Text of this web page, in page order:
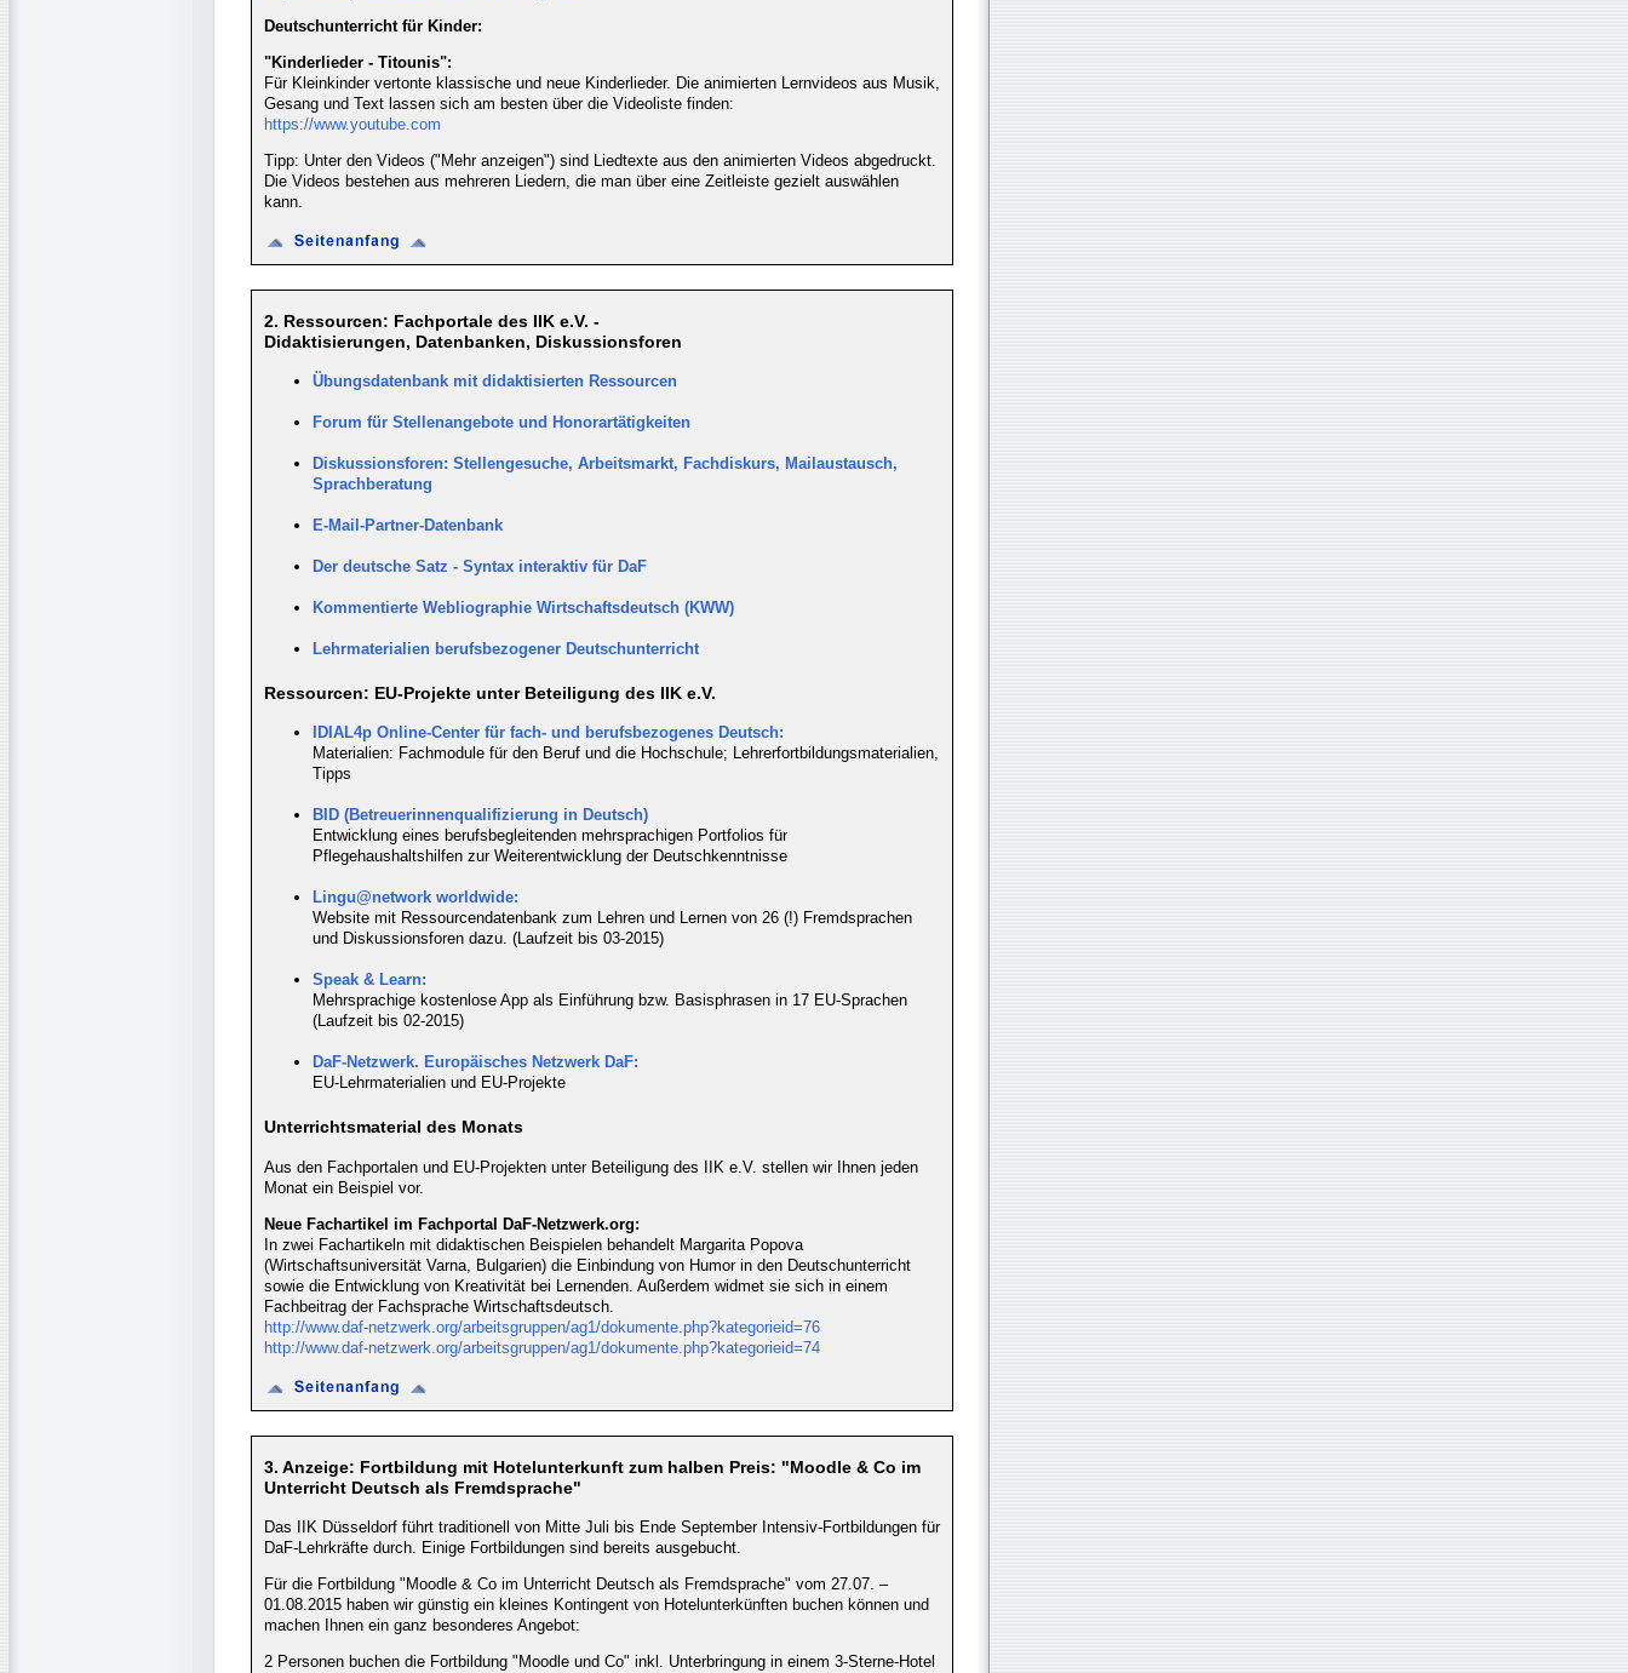
Deutschunterricht für Kinder:
"Kinderlieder - Titounis":
Für Kleinkinder vertonte klassische und neue Kinderlieder. Die animierten Lernvideos aus Musik,
Gesang und Text lassen sich am besten über die Videoliste finden:
https://www.youtube.com
Tipp: Unter den Videos ("Mehr anzeigen") sind Liedtexte aus den animierten Videos abgedruckt.
Die Videos bestehen aus mehreren Liedern, die man über eine Zeitleiste gezielt auswählen
kann.
2. Ressourcen: Fachportale des IIK e.V. -
Didaktisierungen, Datenbanken, Diskussionsforen
Übungsdatenbank mit didaktisierten Ressourcen
Forum für Stellenangebote und Honorartätigkeiten
Diskussionsforen: Stellengesuche, Arbeitsmarkt, Fachdiskurs, Mailaustausch,
Sprachberatung
E-Mail-Partner-Datenbank
Der deutsche Satz - Syntax interaktiv für DaF
Kommentierte Webliographie Wirtschaftsdeutsch (KWW)
Lehrmaterialien berufsbezogener Deutschunterricht
Ressourcen: EU-Projekte unter Beteiligung des IIK e.V.
IDIAL4p Online-Center für fach- und berufsbezogenes Deutsch:
Materialien: Fachmodule für den Beruf und die Hochschule; Lehrerfortbildungsmaterialien,
Tipps
BID (Betreuerinnenqualifizierung in Deutsch)
Entwicklung eines berufsbegleitenden mehrsprachigen Portfolios für
Pflegehaushaltshilfen zur Weiterentwicklung der Deutschkenntnisse
Lingu@network worldwide:
Website mit Ressourcendatenbank zum Lehren und Lernen von 26 (!) Fremdsprachen
und Diskussionsforen dazu. (Laufzeit bis 03-2015)
Speak & Learn:
Mehrsprachige kostenlose App als Einführung bzw. Basisphrasen in 17 EU-Sprachen
(Laufzeit bis 02-2015)
DaF-Netzwerk. Europäisches Netzwerk DaF:
EU-Lehrmaterialien und EU-Projekte
Unterrichtsmaterial des Monats
Aus den Fachportalen und EU-Projekten unter Beteiligung des IIK e.V. stellen wir Ihnen jeden
Monat ein Beispiel vor.
Neue Fachartikel im Fachportal DaF-Netzwerk.org:
In zwei Fachartikeln mit didaktischen Beispielen behandelt Margarita Popova
(Wirtschaftsuniversität Varna, Bulgarien) die Einbindung von Humor in den Deutschunterricht
sowie die Entwicklung von Kreativität bei Lernenden. Außerdem widmet sie sich in einem
Fachbeitrag der Fachsprache Wirtschaftsdeutsch.
http://www.daf-netzwerk.org/arbeitsgruppen/ag1/dokumente.php?kategorieid=76
http://www.daf-netzwerk.org/arbeitsgruppen/ag1/dokumente.php?kategorieid=74
3. Anzeige: Fortbildung mit Hotelunterkunft zum halben Preis: "Moodle & Co im
Unterricht Deutsch als Fremdsprache"
Das IIK Düsseldorf führt traditionell von Mitte Juli bis Ende September Intensiv-Fortbildungen für
DaF-Lehrkräfte durch. Einige Fortbildungen sind bereits ausgebucht.
Für die Fortbildung "Moodle & Co im Unterricht Deutsch als Fremdsprache" vom 27.07. –
01.08.2015 haben wir günstig ein kleines Kontingent von Hotelunterkünften buchen können und
machen Ihnen ein ganz besonderes Angebot:
2 Personen buchen die Fortbildung "Moodle und Co" inkl. Unterbringung in einem 3-Sterne-Hotel